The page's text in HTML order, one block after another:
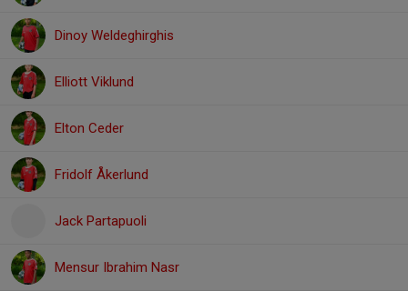
Dinoy Weldeghirghis
Elliott Viklund
Elton Ceder
Fridolf Åkerlund
Jack Partapuoli
Mensur Ibrahim Nasr